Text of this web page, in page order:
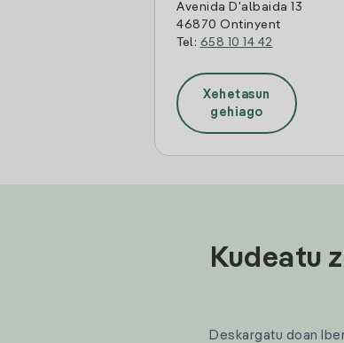
Avenida D'albaida 13
46870 Ontinyent
Tel: 658 10 14 42
Xehetasun
gehiago
Kudeatu
Deskargatu doan